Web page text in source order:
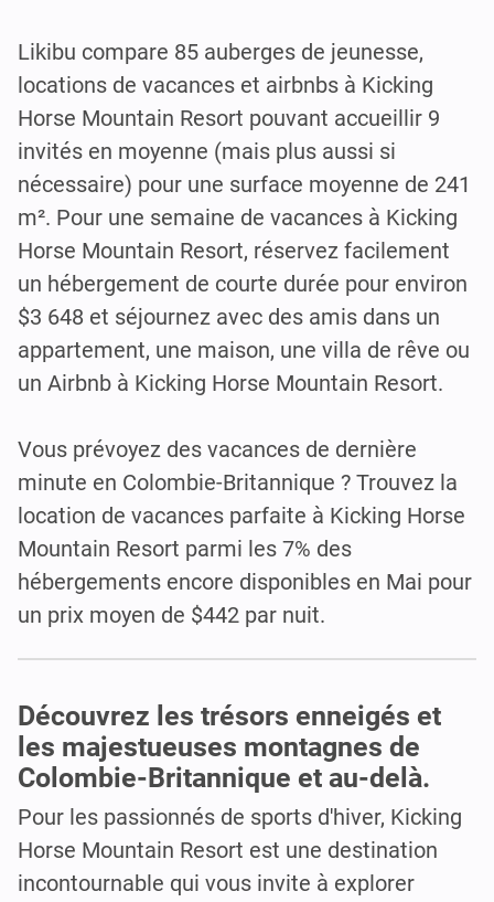
Likibu compare 85 auberges de jeunesse,
locations de vacances et airbnbs à Kicking
Horse Mountain Resort pouvant accueillir 9
invités en moyenne (mais plus aussi si
nécessaire) pour une surface moyenne de 241
m². Pour une semaine de vacances à Kicking
Horse Mountain Resort, réservez facilement
un hébergement de courte durée pour environ
$3 648 et séjournez avec des amis dans un
appartement, une maison, une villa de rêve ou
un Airbnb à Kicking Horse Mountain Resort.
Vous prévoyez des vacances de dernière
minute en Colombie-Britannique ? Trouvez la
location de vacances parfaite à Kicking Horse
Mountain Resort parmi les 7% des
hébergements encore disponibles en Mai pour
un prix moyen de $442 par nuit.
Découvrez les trésors enneigés et
les majestueuses montagnes de
Colombie-Britannique et au-delà.
Pour les passionnés de sports d'hiver, Kicking
Horse Mountain Resort est une destination
incontournable qui vous invite à explorer